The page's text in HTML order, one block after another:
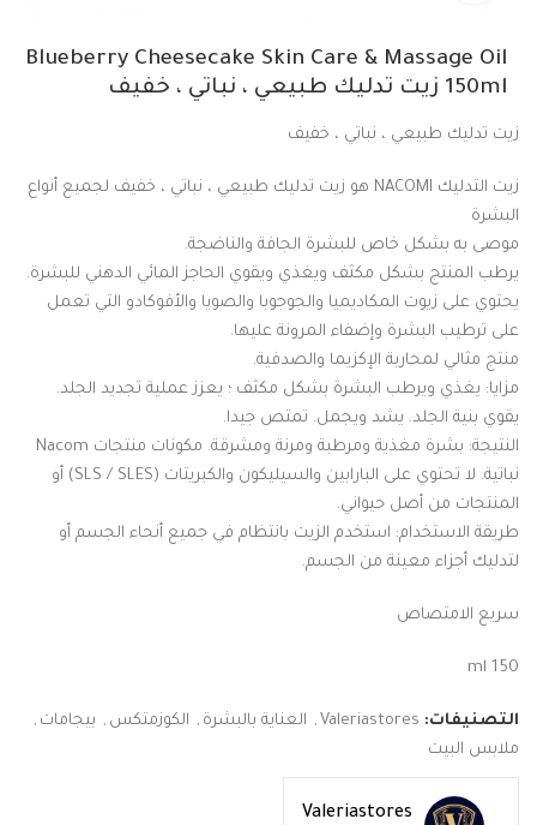
Blueberry Cheesecake Skin Care & Massage Oil
150ml زيت تدليك طبيعي ، نباتي ، خفيف
زيت تدليك طبيعي ، نباتي ، خفيف
زيت التدليك NACOMI هو زيت تدليك طبيعي ، نباتي ، خفيف لجميع أنواع
البشرة
موصى به بشكل خاص للبشرة الجافة والناضجة.
يرطب المنتج بشكل مكثف ويغذي ويقوي الحاجز المائي الدهني للبشرة.
يحتوي على زيوت المكاديميا والجوجوبا والصويا والأفوكادو التي تعمل
على ترطيب البشرة وإضفاء المرونة عليها.
منتج مثالي لمحاربة الإكزيما والصدفية.
مزايا: يغذي ويرطب البشرة بشكل مكثف ؛ يعزز عملية تجديد الجلد.
يقوي بنية الجلد. يشد ويجمل. تمتص جيدا.
النتيجة: بشرة مغذية ومرطبة ومرنة ومشرقة. مكونات منتجات Nacom
نباتية. لا تحتوي على البارابين والسيليكون والكبريتات (SLS / SLES) أو
المنتجات من أصل حيواني.
طريقة الاستخدام: استخدم الزيت بانتظام في جميع أنحاء الجسم أو
لتدليك أجزاء معينة من الجسم.
سريع الامتصاص
150 ml
التصنيفات: Valeriastores
, العناية بالبشرة , الكوزمتكس , بيجامات ,
ملابس البيت
Valeriastores